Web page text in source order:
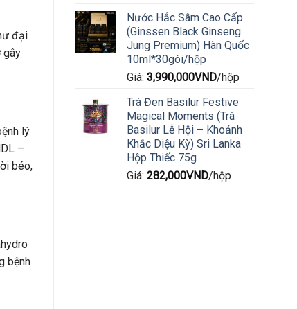
đại
gây
lý
–
béo,
bệnh
Nước Hắc Sâm Cao Cấp
(Ginssen Black Ginseng
Jung Premium) Hàn Quốc
10ml*30gói/hộp
Giá: 3,990,000VND/hộp
Trà Đen Basilur Festive
Magical Moments (Trà
Basilur Lễ Hội – Khoảnh
Khắc Diệu Kỳ) Sri Lanka
Hộp Thiếc 75g
Giá: 282,000VND/hộp